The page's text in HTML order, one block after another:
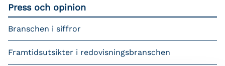
Press och opinion
Branschen i siffror
Framtidsutsikter i redovisningsbranschen